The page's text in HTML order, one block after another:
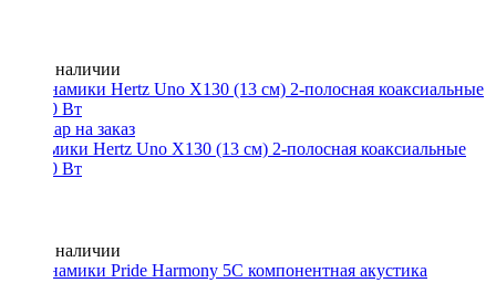
Нет в наличии
Динамики Hertz Uno X130 (13 см) 2-полосная коаксиальные
40/160 Вт
Нет в наличии